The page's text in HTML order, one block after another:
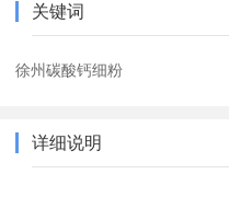
关键词
徐州碳酸钙细粉
详细说明